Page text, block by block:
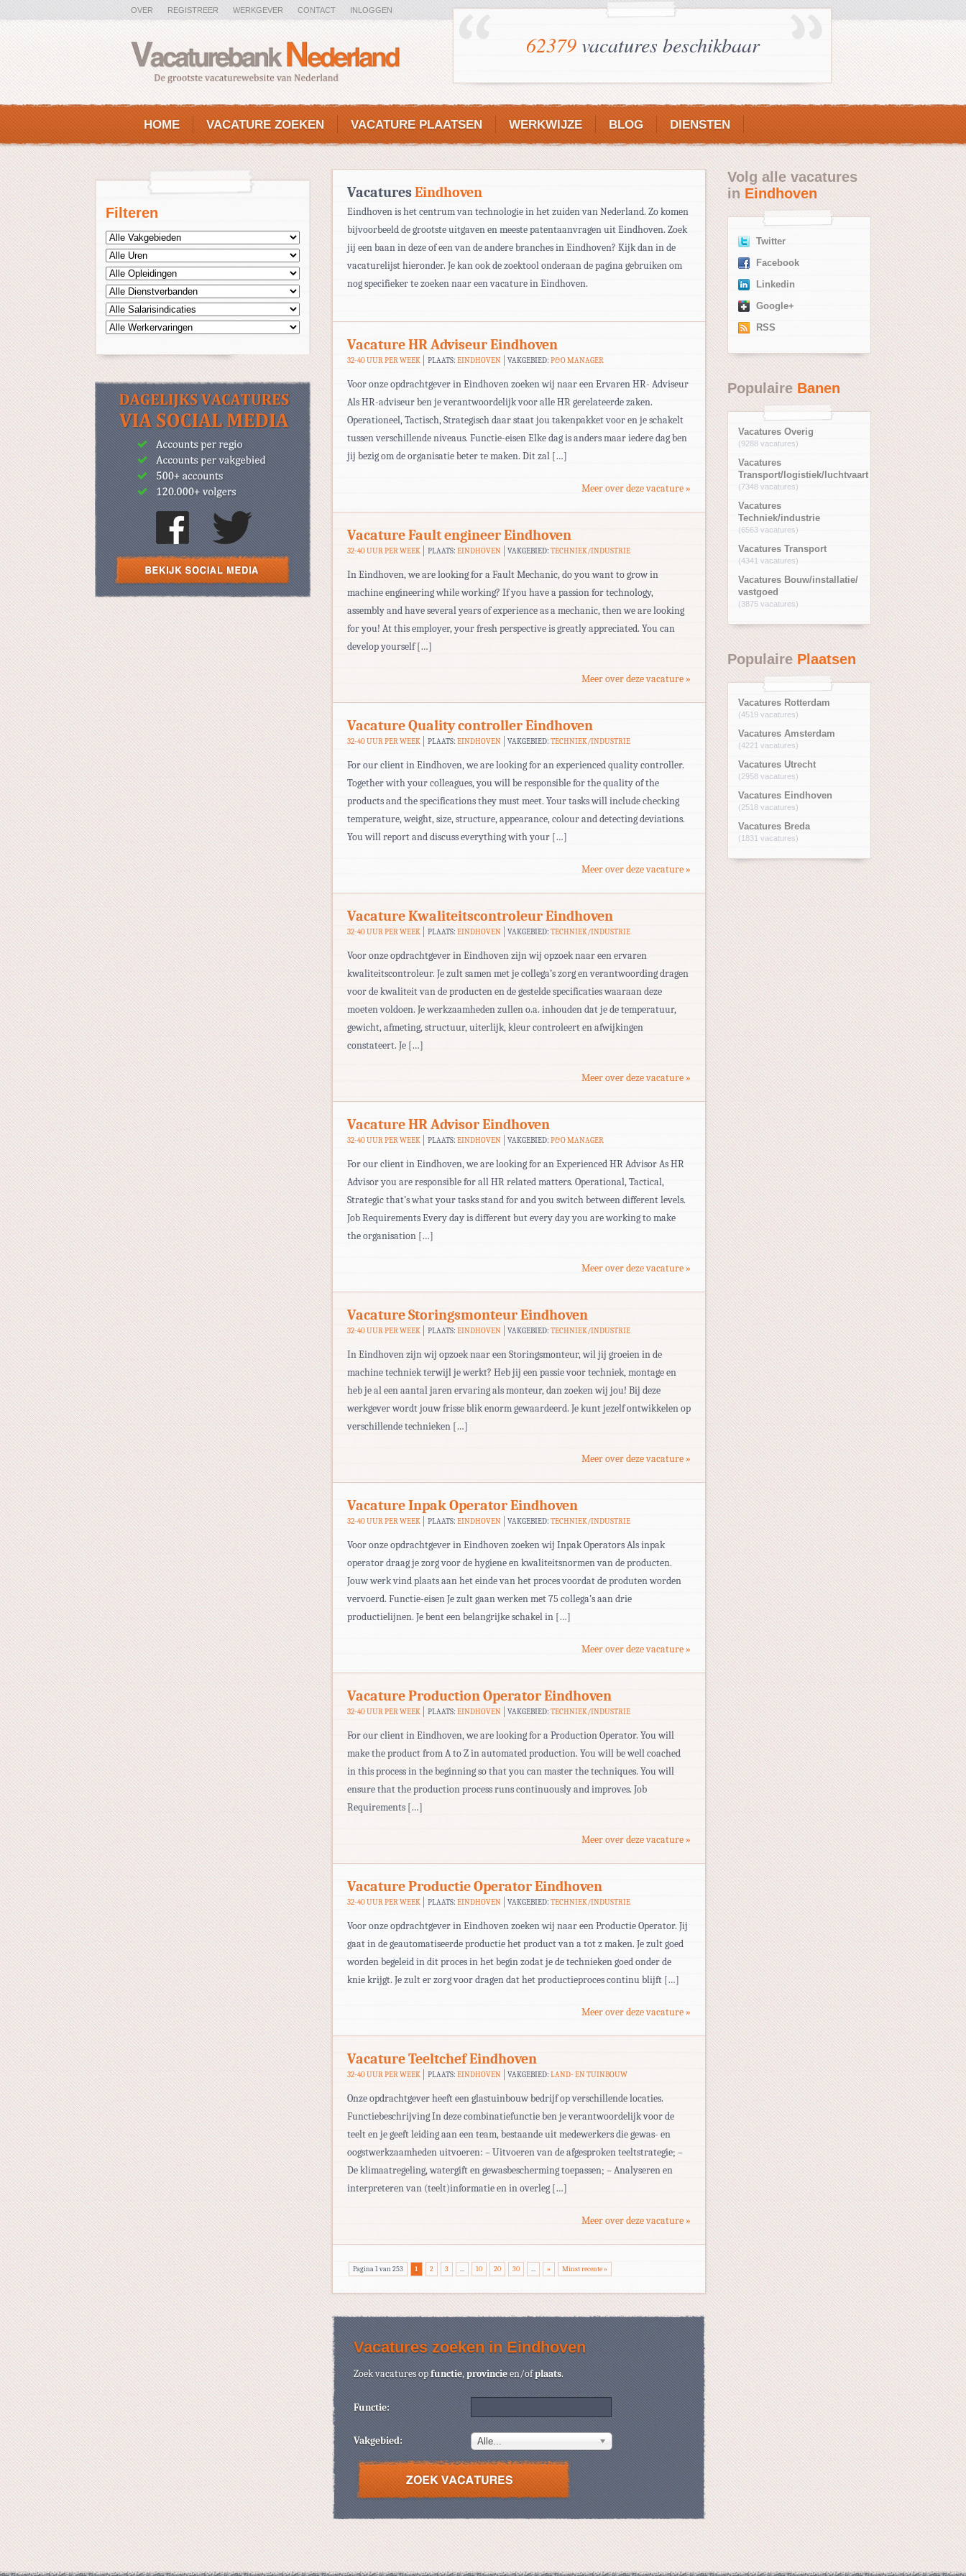
OVER REGISTREER WERKGEVER CONTACT INLOGGEN
62379vacatures beschikbaar
HOME VACATURE ZOEKEN VACATURE PLAATSEN WERKWIJZE BLOG DIENSTEN
Filteren
VacaturesEindhoven
Eindhoven is het centrum van technologie in het zuiden van Nederland. Zo komen
bijvoorbeeld de grootste uitgaven en meeste patentaanvragen uit Eindhoven. Zoek
jij een baan in deze of een van de andere branches in Eindhoven? Kijk dan in de
vacaturelijst hieronder. Je kan ook de zoektool onderaan de pagina gebruiken om
nog specifieker te zoeken naar een vacature in Eindhoven.
Vacature HR Adviseur Eindhoven
32-40 UUR PER WEEK PLAATS: EINDHOVEN VAKGEBIED:P&O MANAGER
Voor onze opdrachtgever in Eindhoven zoeken wij naar een Ervaren HR- Adviseur
Als HR-adviseur ben je verantwoordelijk voor alle HR gerelateerde zaken.
Operationeel, Tactisch, Strategisch daar staat jou takenpakket voor en je schakelt
tussen verschillende niveaus. Functie-eisen Elke dag is anders maar iedere dag ben
jij bezig om de organisatie beter te maken. Dit zal […]
Meer over deze vacature »
Vacature Fault engineer Eindhoven
32-40 UUR PER WEEK PLAATS: EINDHOVEN VAKGEBIED:TECHNIEK/INDUSTRIE
In Eindhoven, we are looking for a Fault Mechanic, do you want to grow in
machine engineering while working? If you have a passion for technology,
assembly and have several years of experience as a mechanic, then we are looking
for you! At this employer, your fresh perspective is greatly appreciated. You can
develop yourself […]
Meer over deze vacature »
Vacature Quality controller Eindhoven
32-40 UUR PER WEEK PLAATS: EINDHOVEN VAKGEBIED:TECHNIEK/INDUSTRIE
For our client in Eindhoven, we are looking for an experienced quality controller.
Together with your colleagues, you will be responsible for the quality of the
products and the specifications they must meet. Your tasks will include checking
temperature, weight, size, structure, appearance, colour and detecting deviations.
You will report and discuss everything with your […]
Meer over deze vacature »
Vacature Kwaliteitscontroleur Eindhoven
32-40 UUR PER WEEK PLAATS: EINDHOVEN VAKGEBIED:TECHNIEK/INDUSTRIE
Voor onze opdrachtgever in Eindhoven zijn wij opzoek naar een ervaren
kwaliteitscontroleur. Je zult samen met je collega’s zorg en verantwoording dragen
voor de kwaliteit van de producten en de gestelde specificaties waaraan deze
moeten voldoen. Je werkzaamheden zullen o.a. inhouden dat je de temperatuur,
gewicht, afmeting, structuur, uiterlijk, kleur controleert en afwijkingen
constateert. Je […]
Meer over deze vacature »
Vacature HR Advisor Eindhoven
32-40 UUR PER WEEK PLAATS: EINDHOVEN VAKGEBIED:P&O MANAGER
For our client in Eindhoven, we are looking for an Experienced HR Advisor As HR
Advisor you are responsible for all HR related matters. Operational, Tactical,
Strategic that’s what your tasks stand for and you switch between different levels.
Job Requirements Every day is different but every day you are working to make
the organisation […]
Meer over deze vacature »
Vacature Storingsmonteur Eindhoven
32-40 UUR PER WEEK PLAATS: EINDHOVEN VAKGEBIED:TECHNIEK/INDUSTRIE
In Eindhoven zijn wij opzoek naar een Storingsmonteur, wil jij groeien in de
machine techniek terwijl je werkt? Heb jij een passie voor techniek, montage en
heb je al een aantal jaren ervaring als monteur, dan zoeken wij jou! Bij deze
werkgever wordt jouw frisse blik enorm gewaardeerd. Je kunt jezelf ontwikkelen op
verschillende technieken […]
Meer over deze vacature »
Vacature Inpak Operator Eindhoven
32-40 UUR PER WEEK PLAATS: EINDHOVEN VAKGEBIED:TECHNIEK/INDUSTRIE
Voor onze opdrachtgever in Eindhoven zoeken wij Inpak Operators Als inpak
operator draag je zorg voor de hygiene en kwaliteitsnormen van de producten.
Jouw werk vind plaats aan het einde van het proces voordat de produten worden
vervoerd. Functie-eisen Je zult gaan werken met 75 collega’s aan drie
productielijnen. Je bent een belangrijke schakel in […]
Meer over deze vacature »
Vacature Production Operator Eindhoven
32-40 UUR PER WEEK PLAATS: EINDHOVEN VAKGEBIED:TECHNIEK/INDUSTRIE
For our client in Eindhoven, we are looking for a Production Operator. You will
make the product from A to Z in automated production. You will be well coached
in this process in the beginning so that you can master the techniques. You will
ensure that the production process runs continuously and improves. Job
Requirements […]
Meer over deze vacature »
Vacature Productie Operator Eindhoven
32-40 UUR PER WEEK PLAATS: EINDHOVEN VAKGEBIED:TECHNIEK/INDUSTRIE
Voor onze opdrachtgever in Eindhoven zoeken wij naar een Productie Operator. Jij
gaat in de geautomatiseerde productie het product van a tot z maken. Je zult goed
worden begeleid in dit proces in het begin zodat je de technieken goed onder de
knie krijgt. Je zult er zorg voor dragen dat het productieproces continu blijft […]
Meer over deze vacature »
Vacature Teeltchef Eindhoven
32-40 UUR PER WEEK PLAATS: EINDHOVEN VAKGEBIED:LAND- EN TUINBOUW
Onze opdrachtgever heeft een glastuinbouw bedrijf op verschillende locaties.
Functiebeschrijving In deze combinatiefunctie ben je verantwoordelijk voor de
teelt en je geeft leiding aan een team, bestaande uit medewerkers die gewas- en
oogstwerkzaamheden uitvoeren: – Uitvoeren van de afgesproken teeltstrategie; –
De klimaatregeling, watergift en gewasbescherming toepassen; – Analyseren en
interpreteren van (teelt)informatie en in overleg […]
Meer over deze vacature »
Pagina 1 van 253 1 2 3 ... 10 20 30 ... » Minst recente »
Vacatures zoeken in Eindhoven
Zoek vacatures opfunctie,provincieen/ofplaats.
Functie:
Vakgebied: Alle...
Volg alle vacatures
inEindhoven
Twitter
Facebook
Linkedin
Google+
RSS
PopulaireBanen
Vacatures Overig
(9288 vacatures)
Vacatures
Transport/logistiek/luchtvaart
(7348 vacatures)
Vacatures
Techniek/industrie
(6563 vacatures)
Vacatures Transport
(4341 vacatures)
Vacatures Bouw/installatie/
vastgoed
(3875 vacatures)
Populaire Plaatsen
Vacatures Rotterdam
(4519 vacatures)
Vacatures Amsterdam
(4221 vacatures)
Vacatures Utrecht
(2958 vacatures)
Vacatures Eindhoven
(2518 vacatures)
Vacatures Breda
(1831 vacatures)